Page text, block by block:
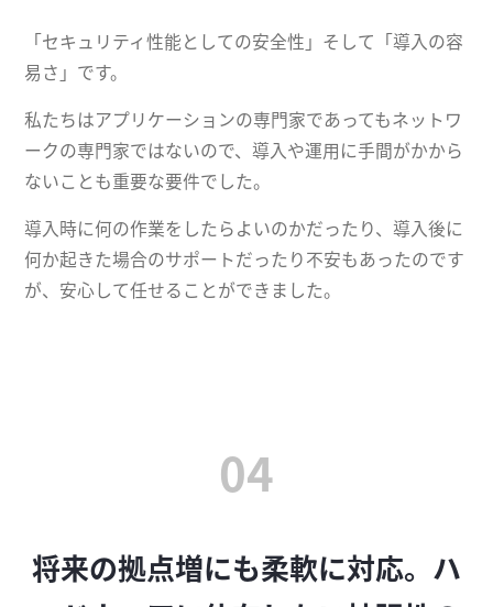
「セキュリティ性能としての安全性」そして「導入の容
易さ」です。
私たちはアプリケーションの専門家であってもネットワ
ークの専門家ではないので、導入や運用に手間がかから
ないことも重要な要件でした。
導入時に何の作業をしたらよいのかだったり、導入後に
何か起きた場合のサポートだったり不安もあったのです
が、安心して任せることができました。
04
将来の拠点増にも柔軟に対応。ハ